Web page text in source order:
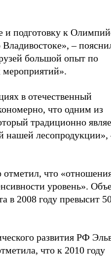
и подготовку к
–
большой опыт по
в отечественный
что одним из
традиционно
нашей лесопродукции»,
что
уровень».
в 2008 году превысит
развития РФ
что к 2010 году